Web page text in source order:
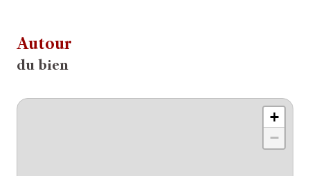
Autour
du bien
+
−